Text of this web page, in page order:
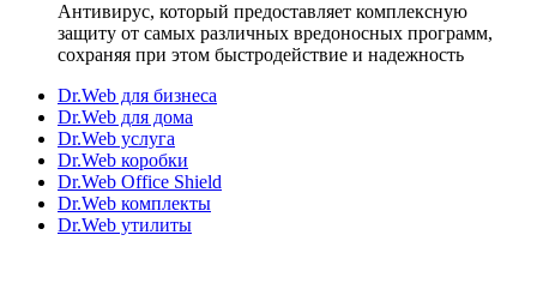
Антивирус, который предоставляет комплексную
защиту от самых различных вредоносных программ,
сохраняя при этом быстродействие и надежность
Dr.Web для бизнеса
Dr.Web для дома
Dr.Web услуга
Dr.Web коробки
Dr.Web Office Shield
Dr.Web комплекты
Dr.Web утилиты